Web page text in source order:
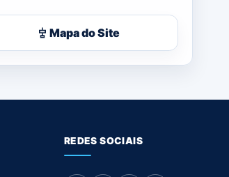
Mapa do Site
REDES SOCIAIS